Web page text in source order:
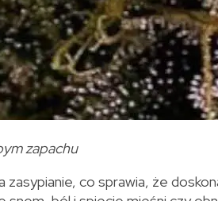
zapachu
co sprawia, że